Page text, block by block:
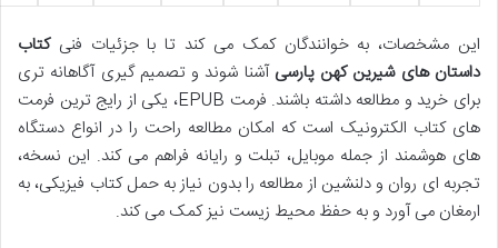
این مشخصات، به خوانندگان کمک می کند تا با جزئیات فنیکتاب
داستان های شیرین کهن پارسی آشنا شوند و تصمیم گیری آگاهانه تری
برای خرید و مطالعه داشته باشند. فرمت EPUB، یکی از رایج ترین فرمت
های کتاب الکترونیک است که امکان مطالعه راحت را در انواع دستگاه
های هوشمند از جمله موبایل، تبلت و رایانه فراهم می کند. این نسخه،
تجربه ای روان و دلنشین از مطالعه را بدون نیاز به حمل کتاب فیزیکی، به
ارمغان می آورد و به حفظ محیط زیست نیز کمک می کند.